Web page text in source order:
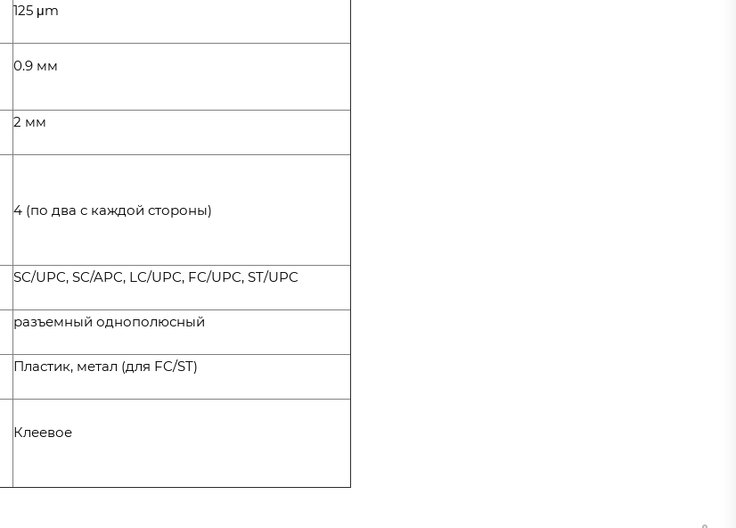
125 μm
0.9 мм
2 мм
4 (по два с каждой стороны)
SC/UPC, SC/APC, LC/UPC, FC/UPC, ST/UPC
разъемный однополюсный
Пластик, метал (для FC/ST)
Клеевое